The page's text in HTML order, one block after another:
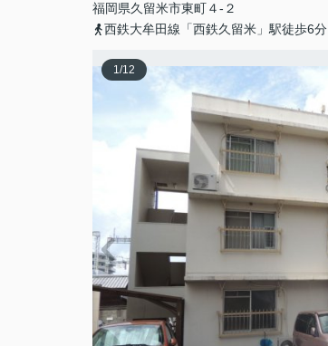
福岡県久留米市東町４-２
西鉄大牟田線「西鉄久留米」駅徒歩6分
1/12